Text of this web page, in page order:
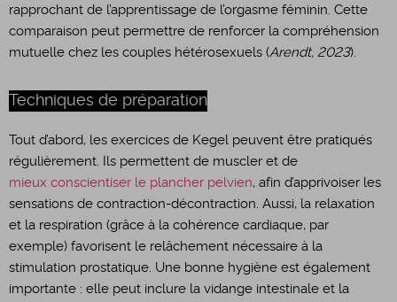
rapprochant de l’apprentissage de l’orgasme féminin. Cette
comparaison peut permettre de renforcer la compréhension
mutuelle chez les couples hétérosexuels (Arendt, 2023).
Techniques de préparation
Tout d’abord, les exercices de Kegel peuvent être pratiqués
régulièrement. Ils permettent de muscler et de
mieux conscientiser le plancher pelvien, afin d’apprivoiser les
sensations de contraction-décontraction. Aussi, la relaxation
et la respiration (grâce à la cohérence cardiaque, par
exemple) favorisent le relâchement nécessaire à la
stimulation prostatique. Une bonne hygiène est également
importante : elle peut inclure la vidange intestinale et la